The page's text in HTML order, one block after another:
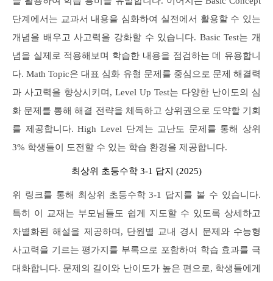
단계에서는 교과서 내용을 심화하여 실전에서 활용할 수 있는
개념을 배우고 사고력을 강화할 수 있습니다. Basic Test는 개
념을 실제로 적용해보며 학습한 내용을 점검하는 데 유용합니
다. Math Topic은 대표 심화 유형 문제를 중심으로 문제 해결력
과 사고력을 향상시키며, Level Up Test는 다양한 난이도의 심
화 문제를 통해 해결 전략을 체득하고 상위권으로 도약할 기회
를 제공합니다. High Level 단계는 고난도 문제를 통해 상위
3% 학생들이 도전할 수 있는 학습 환경을 제공합니다.
최상위 초등수학 3-1 답지 (2025)
위 링크를 통해 최상위 초등수학 3-1 답지를 볼 수 있습니다.
특히 이 교재는 부모님들도 쉽게 지도할 수 있도록 상세하고
차별화된 해설을 제공하며, 단원별 교내 경시 문제와 수능형
사고력을 기르는 평가지를 부록으로 포함하여 학습 효과를 극
대화합니다. 문제의 길이와 난이도가 높은 편으로, 학생들에게